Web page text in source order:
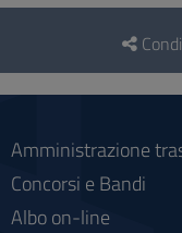
Questionario
social
Amministrazione
Concorsi e Bandi
Albo on-line